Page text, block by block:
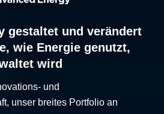
gestaltet und verändert
wie Energie genutzt,
wird
und
unser breites Portfolio an